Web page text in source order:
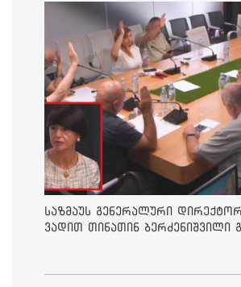
საზმაუს გენერალური
ვადით თინათინ ბერძენიშვილი